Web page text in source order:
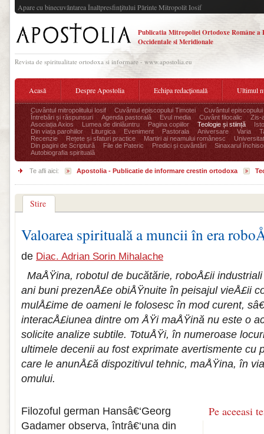
Apare cu binecuvântarea Înaltpresfinţitului Părinte Mitropolit Iosif
Publicatia Mitropoliei Ortodoxe Române a
Occidentale si Meridionale
Revista de spiritualitate ortodoxa si informare - www.apostolia.eu
Acasă Despre Apostolia Echipa redacțională Ultimul
Cuvântul mitropolitului Iosif Cuvântul episcopului Timotei
Cuvântul episcopului
Întrebări și răspunsuri
Agenda pastorală Evul media Cuvânt filocalic
Zis-
Asociația Axios
Lumea de dinlăuntru Pagina copiilor Teologie și stiință
Din viața parohiilor
Liturgica Eveniment Pastorala Aniversare Varia
Recenzie
Rețete și sfaturi practice Martiri ai neamului românesc
Din pagini de Scriptură
File de Pateric Predici și cuvântări
Sinaxarul
Autobiografia spirituală
Te afli aici: Apostolia - Publicatie de informare crestin ortodoxa
Stire
Valoarea spirituală a muncii în era
de Diac. Adrian Sorin Mihalache
MaÅŸina, robotul de bucătărie, roboÅ£ii
ani buni prezenÅ£e obiÅŸnuite în peisajul vieÅ£ii
mulÅ£ime de oameni le folosesc în mod curent,
interacÅ£iunea dintre om ÅŸi maÅŸină nu este o
solicite analize subtile. TotuÅŸi, în numeroase
ultimele decenii au fost exprimate avertismente cu
care le anunÅ£ă dispozitivul tehnic, maÅŸina, în
omului.
Pe aceeasi
Filozoful german Hansâ€‘Georg
Gadamer observa, întrâ€‘una din